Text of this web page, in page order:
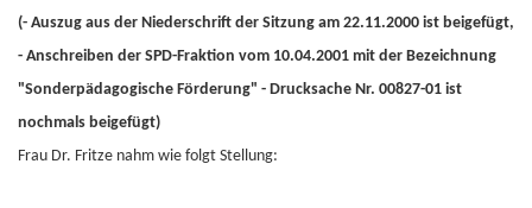
(- Auszug aus der Niederschrift der Sitzung am 22.11.2000 ist beigefügt,
- Anschreiben der SPD-Fraktion vom 10.04.2001 mit der Bezeichnung
"Sonderpädagogische Förderung" - Drucksache Nr. 00827-01 ist
nochmals beigefügt)
Frau Dr. Fritze nahm wie folgt Stellung: